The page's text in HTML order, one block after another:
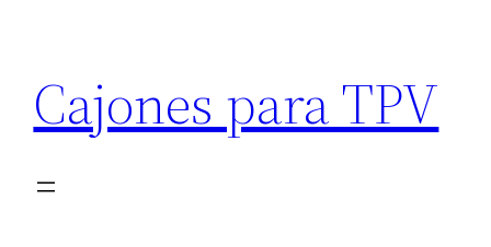
Cajones para TPV